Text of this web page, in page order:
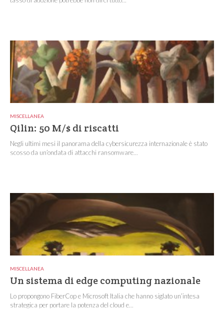
MISCELLANEA
Qilin: 50 M/$ di riscatti
Negli ultimi mesi il panorama della cybersicurezza internazionale è stato
scosso da un’ondata di attacchi ransomware...
MISCELLANEA
Un sistema di edge computing nazionale
Lo propongono FiberCop e Microsoft Italia che hanno siglato un’intesa
strategica per portare la potenza del cloud e...